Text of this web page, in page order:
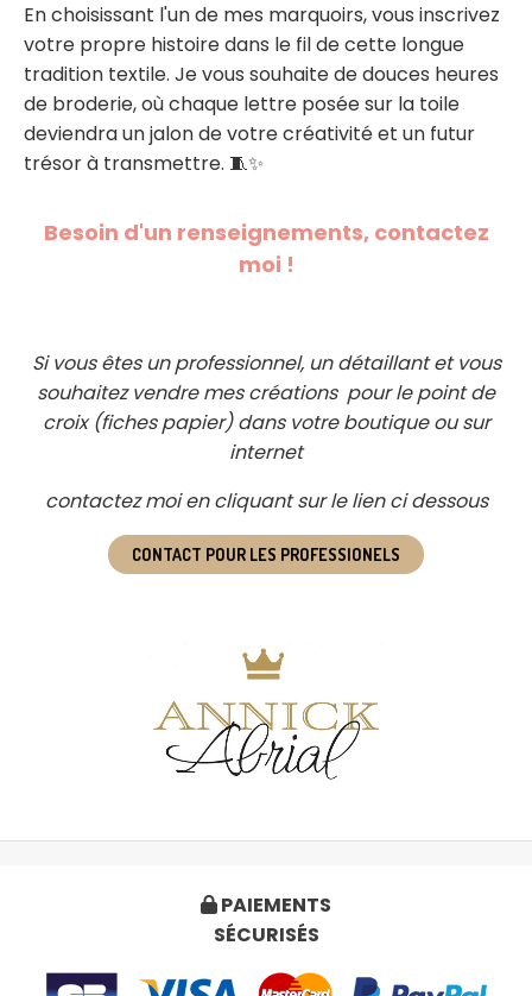
En choisissant l'un de mes marquoirs, vous inscrivez
votre propre histoire dans le fil de cette longue
tradition textile. Je vous souhaite de douces heures
de broderie, où chaque lettre posée sur la toile
deviendra un jalon de votre créativité et un futur
trésor à transmettre. 🧵✨
Besoin d'un renseignements, contactez
moi !
Si vous êtes un professionnel, un détaillant et vous
souhaitez vendre mes créations pour le point de
croix (fiches papier) dans votre boutique ou sur
internet
contactez moi en cliquant sur le lien ci dessous
CONTACT POUR LES PROFESSIONELS
 PAIEMENTS
SÉCURISÉS